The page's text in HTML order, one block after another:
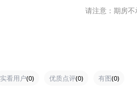
请注意：期房
实看用户(0) 优质点评(0) 有图(0)